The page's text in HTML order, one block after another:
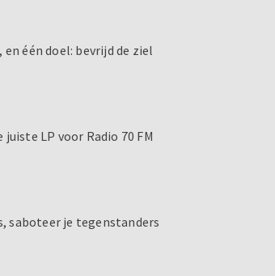
één doel: bevrijd de ziel
LP voor Radio 70 FM
saboteer je tegenstanders